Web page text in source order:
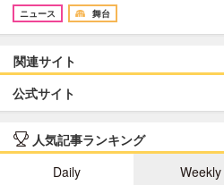
ニュース
舞台
関連サイト
公式サイト
人気記事ランキング
Daily
Weekly